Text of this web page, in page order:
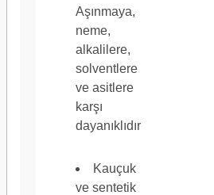
Toplam Uzunluk (Metrik)
Aşınmaya,
neme,
alkalilere,
solventlere
ve asitlere
karşı
dayanıklıdır
Kauçuk
ve sentetik